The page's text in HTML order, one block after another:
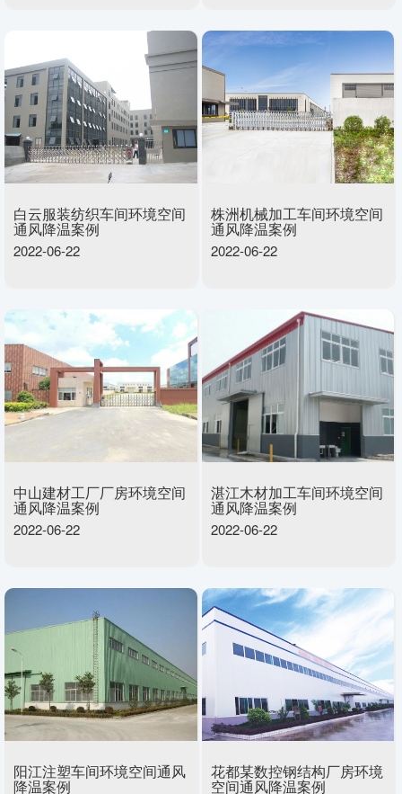
白云服装纺织车间环境空间
通风降温案例
2022-06-22
株洲机械加工车间环境空间
通风降温案例
2022-06-22
中山建材工厂厂房环境空间
通风降温案例
2022-06-22
湛江木材加工车间环境空间
通风降温案例
2022-06-22
阳江注塑车间环境空间通风
降温案例
花都某数控钢结构厂房环境
空间通风降温案例